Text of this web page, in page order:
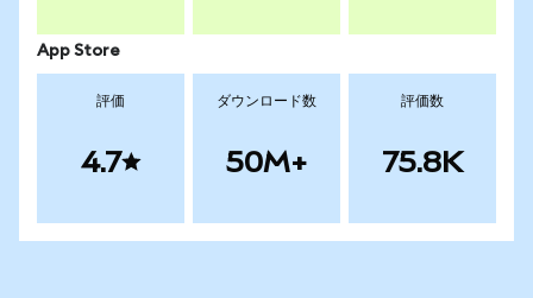
App Store
評価
4.7
ダウンロード数
50M+
評価数
75.8K